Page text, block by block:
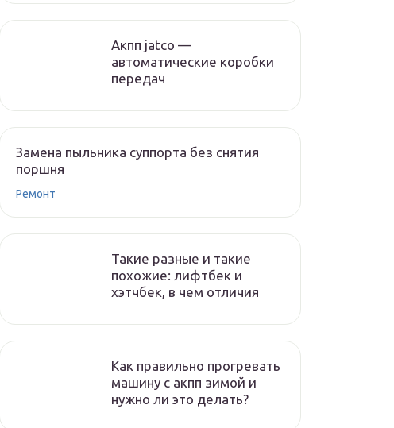
Акпп jatco —
автоматические коробки
передач
Замена пыльника суппорта без снятия
поршня
Ремонт
Такие разные и такие
похожие: лифтбек и
хэтчбек, в чем отличия
Как правильно прогревать
машину с акпп зимой и
нужно ли это делать?